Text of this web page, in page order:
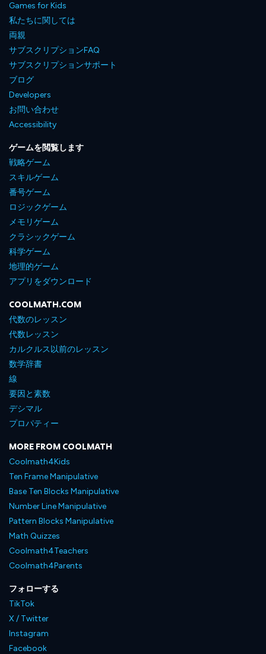
Games for Kids
私たちに関しては
両親
サブスクリプションFAQ
サブスクリプションサポート
ブログ
Developers
お問い合わせ
Accessibility
ゲームを閲覧します
戦略ゲーム
スキルゲーム
番号ゲーム
ロジックゲーム
メモリゲーム
クラシックゲーム
科学ゲーム
地理的ゲーム
アプリをダウンロード
COOLMATH.COM
代数のレッスン
代数レッスン
カルクルス以前のレッスン
数学辞書
線
要因と素数
デシマル
プロパティー
MORE FROM COOLMATH
Coolmath4Kids
Ten Frame Manipulative
Base Ten Blocks Manipulative
Number Line Manipulative
Pattern Blocks Manipulative
Math Quizzes
Coolmath4Teachers
Coolmath4Parents
フォローする
TikTok
X / Twitter
Instagram
Facebook